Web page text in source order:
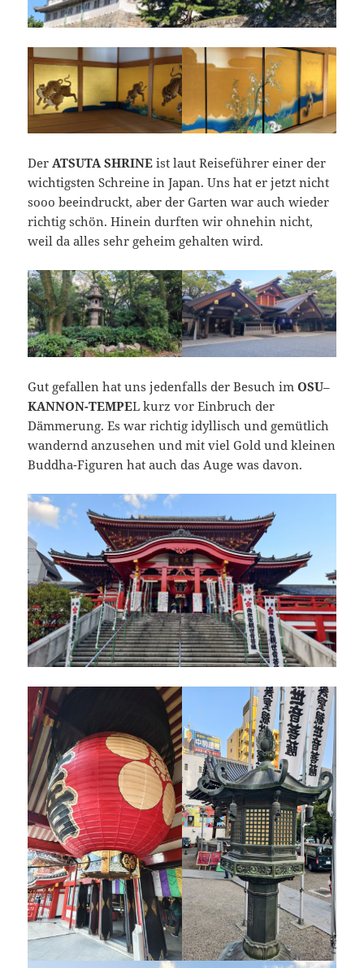
DerATSUTA SHRINE ist laut Reiseführer einer der
wichtigsten Schreine in Japan. Uns hat er jetzt nicht
sooo beeindruckt, aber der Garten war auch wieder
richtig schön. Hinein durften wir ohnehin nicht,
weil da alles sehr geheim gehalten wird.
Gut gefallen hat uns jedenfalls der Besuch imOSU–
KANNON-TEMPEL kurz vor Einbruch der
Dämmerung. Es war richtig idyllisch und gemütlich
wandernd anzusehen und mit viel Gold und kleinen
Buddha-Figuren hat auch das Auge was davon.